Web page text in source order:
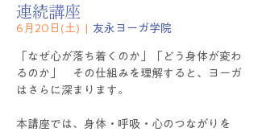
連続講座
6月20日(土) 友永ヨーガ学院
「なぜ心が落ち着くのか」「どう身体が変わ
るのか」 その仕組みを理解すると、ヨーガ
はさらに深まります。
本講座では、身体・呼吸・心のつながりを